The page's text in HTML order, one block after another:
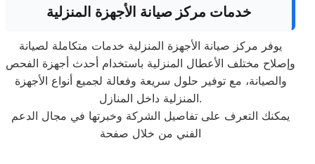
خدمات مركز صيانة الأجهزة المنزلية
يوفر مركز صيانة الأجهزة المنزلية خدمات متكاملة لصيانة
وإصلاح مختلف الأعطال المنزلية باستخدام أحدث أجهزة الفحص
والصيانة، مع توفير حلول سريعة وفعالة لجميع أنواع الأجهزة
المنزلية داخل المنازل.
يمكنك التعرف على تفاصيل الشركة وخبرتها في مجال الدعم
الفني من خلال صفحة